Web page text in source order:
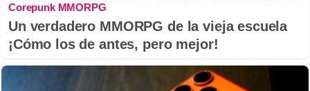
Corepunk MMORPG
Un verdadero MMORPG de la vieja escuela
¡Cómo los de antes, pero mejor!